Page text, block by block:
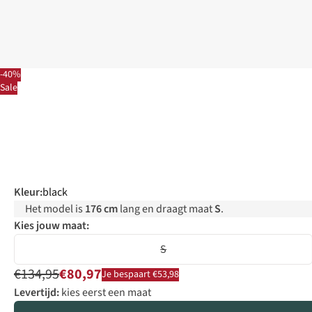
-40%
Sale
Kleur:black
Het model is 176 cmlang en draagt maatS.
Kies jouw maat:
S
€134,95€80,97Je bespaart €53,98
Levertijd:kies eerst een maat